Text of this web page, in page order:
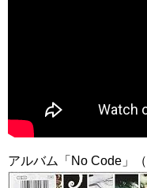
アルバム「No Code」